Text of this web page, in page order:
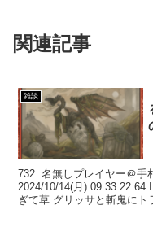
関連記事
雑談
732: 名無しプレイヤー＠手
2024/10/14(月) 09:33:22.64
ぎて草 グリッサと斬鬼